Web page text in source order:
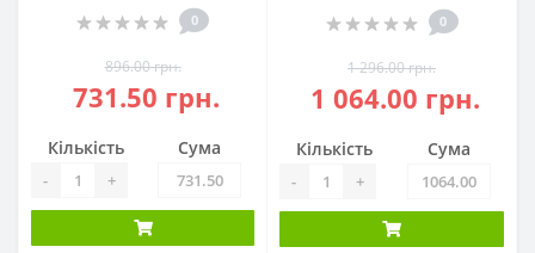
0
896.00 грн.
731.50 грн.
Кількість
- +
Сума
0
1 296.00 грн.
1 064.00 грн.
Кількість
- +
Сума